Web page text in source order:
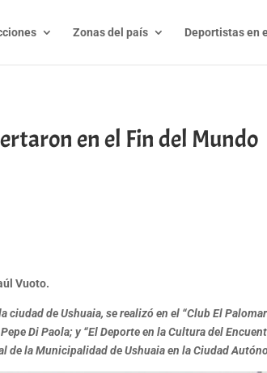
Zonas del país Deportistas en
en el Fin del Mundo
Vuoto.
de Ushuaia, se realizó en el “Club El
Di Paola; y “El Deporte en la Cultura del
la Municipalidad de Ushuaia en la Ciudad